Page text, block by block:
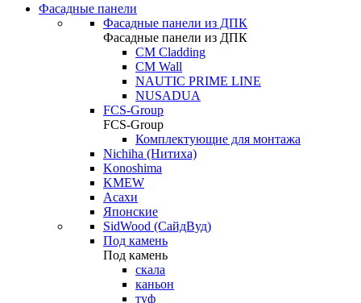
Фасадные панели
Фасадные панели из ДПК
Фасадные панели из ДПК
CM Cladding
CM Wall
NAUTIC PRIME LINE
NUSADUA
FCS-Group
FCS-Group
Комплектующие для монтажа
Nichiha (Нитиха)
Konoshima
KMEW
Асахи
Японские
SidWood (СайдВуд)
Под камень
Под камень
скала
каньон
туф